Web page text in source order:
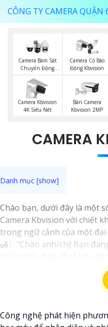
CÔNG TY CAMERA QUẬN
Camera Bám Sát
Chuyển Động
Camera Có Báo
Động Kbvision
Camera Kbvision
4K Siêu Nét
Bán Camera
Kbvision 2MP
CAMERA
Chào bạn, dưới đây là một
Camera Kbvision với chiết
trong ngữ cảnh của một đại
🛃1: "Chào anh/chị! Bạn
đặc biệt và được tư vấn về
"Bạn muốn mua
tốt nhất từ đội ngũ chuyên
Công nghệ phát hiện